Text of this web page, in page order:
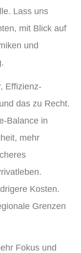
Lass uns
mit Blick auf
und
Effizienz-
das zu Recht.
Balance in
mehr
Kosten.
Grenzen
Fokus und